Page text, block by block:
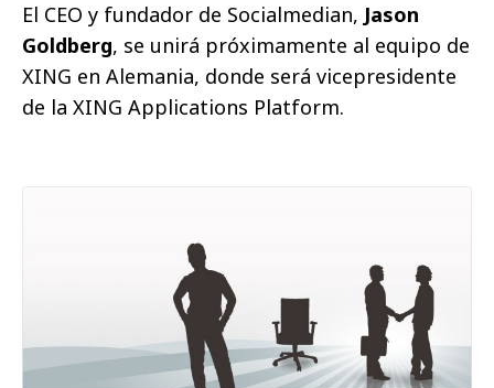
El CEO y fundador de Socialmedian, Jason
Goldberg, se unirá próximamente al equipo de
XING en Alemania, donde será vicepresidente
de la XING Applications Platform.